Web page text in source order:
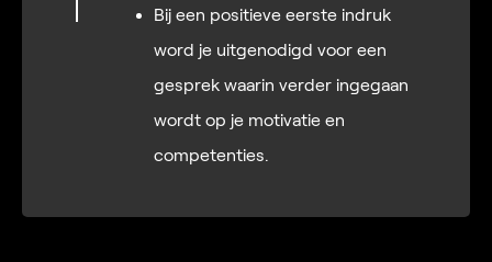
Bij een positieve eerste indruk
word je uitgenodigd voor een
gesprek waarin verder ingegaan
wordt op je motivatie en
competenties.